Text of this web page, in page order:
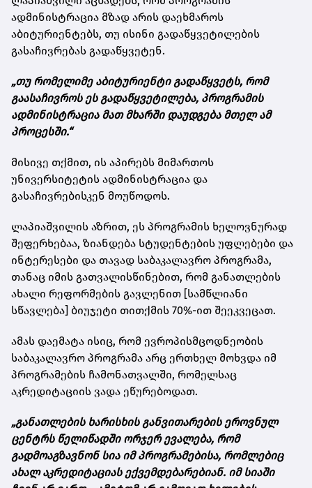
ადმინისტრაცია მზად არის დაეხმაროს
აბიტურიენტებს, თუ ისინი გადაწყვეტილების
გასაჩივრებას გადაწყვეტენ.
„თუ რომელიმე აბიტურიენტი გადაწყვეტს, რომ
გაასაჩივროს ეს გადაწყვეტილება, პროგრამის
ადმინისტრაცია მათ მხარში დაუდგება მთელ ამ
პროცესში.“
მისივე თქმით, ის აპირებს მიმართოს
უნივერსიტეტის ადმინისტრაცია და
გასაჩივრებისკენ მოუწოდოს.
ლაპიაშვილის აზრით, ეს პროგრამის ხელოვნურად
შეფერხებაა, ზიანდება სტუდენტების უფლებები და
ინტერესები და თავად საბაკალავრო პროგრამა,
თანაც იმის გათვალისწინებით, რომ განათლების
ახალი რეფორმების გავლენით [სამწლიანი
სწავლება] ბიუჯეტი თითქმის 70%-ით შეეკვეცათ.
ამას დაემატა ისიც, რომ ევროპისმცოდნეობის
საბაკალავრო პროგრამა არც ერთხელ მოხვდა იმ
პროგრამების ჩამონათვალში, რომელსაც
აკრედიტაციის ვადა ეწურებოდათ.
„განათლების ხარისხის განვითარების ეროვნულ
ცენტრს წელიწადში ორჯერ ევალება, რომ
გადმოაგზავნონ სია იმ პროგრამებისა, რომლებიც
ახალ აკრედიტაციას ექვემდებარებიან. იმ სიაში